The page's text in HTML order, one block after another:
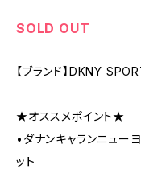
SOLD OUT
【ブランド】DKNY
★オススメポイント★
•ダナンキャランニュー
ット